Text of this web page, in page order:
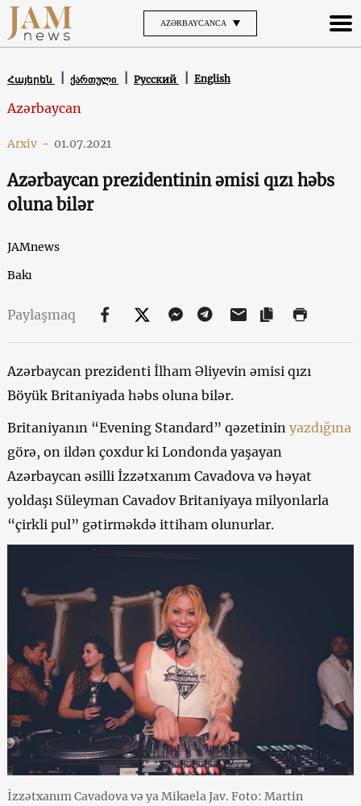
AZƏRBAYCANCA
Հայերեն ქართული Русский English
Azərbaycan
Arxiv - 01.07.2021
Azərbaycan prezidentinin əmisi qızı həbs
oluna bilər
JAMnews
Bakı
Paylaşmaq
Azərbaycan prezidenti İlham Əliyevin əmisi qızı
Böyük Britaniyada həbs oluna bilər.
Britaniyanın “Evening Standard” qəzetinin yazdığına
görə, on ildən çoxdur ki Londonda yaşayan
Azərbaycan əsilli İzzətxanım Cavadova və həyat
yoldaşı Süleyman Cavadov Britaniyaya milyonlarla
“çirkli pul” gətirməkdə ittiham olunurlar.
İzzətxanım Cavadova və ya Mikaela Jav. Foto: Martin